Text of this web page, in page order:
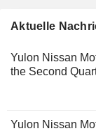
Aktuelle
Yulon Nissan
the Second
Yulon Nissan